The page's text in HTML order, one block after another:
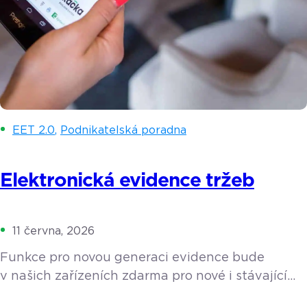
EET 2.0, Podnikatelská poradna
Elektronická evidence tržeb
11 června, 2026
Funkce pro novou generaci evidence bude
v našich zařízeních zdarma pro nové i stávající